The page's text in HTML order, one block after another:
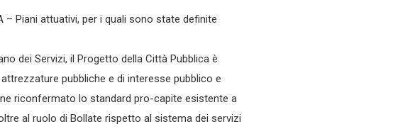
– Piani attuativi, per i quali sono state definite
dei Servizi, il Progetto della Città Pubblica è
pubbliche e di interesse pubblico e
riconfermato lo standard pro-capite esistente a
al ruolo di Bollate rispetto al sistema dei servizi